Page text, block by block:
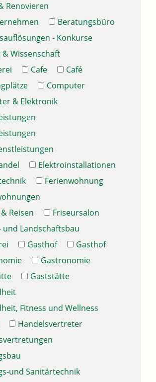
Renovieren
Beratungsbüro
- Konkurse
& Wissenschaft
Cafe
Café
Computer
& Elektronik
Elektroinstallationen
Ferienwohnung
Reisen
Friseursalon
und Landschaftsbau
Gasthof
Gasthof
Gastronomie
Gaststätte
Fitness und Wellness
Handelsvertreter
und Sanitärtechnik